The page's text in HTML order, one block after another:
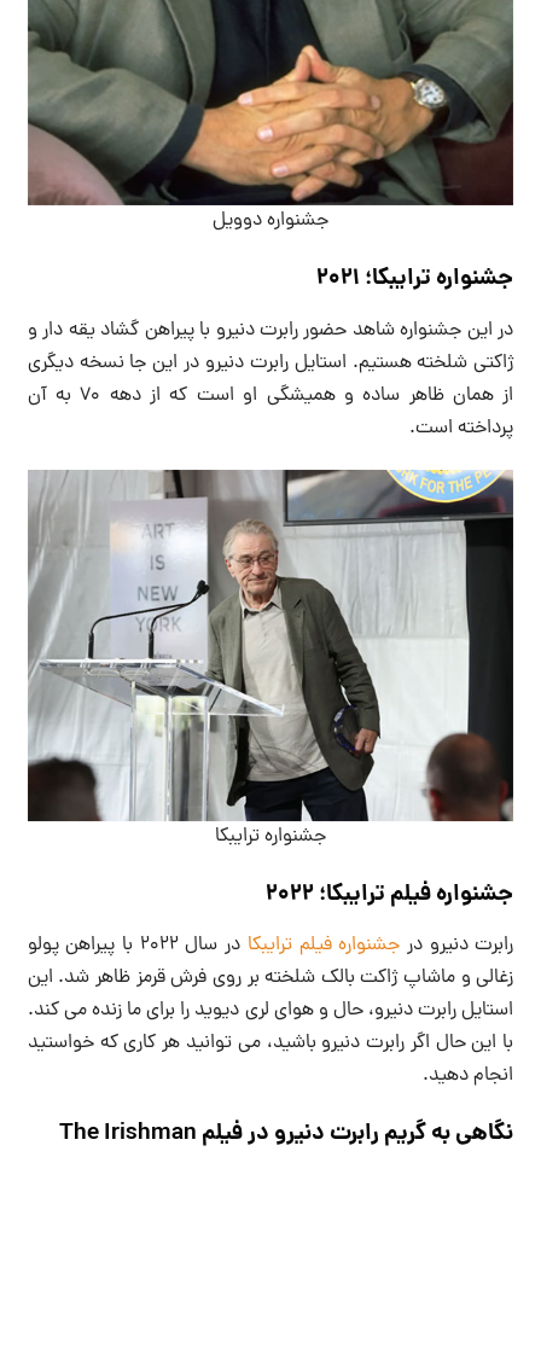
جشنواره دوویل
جشنواره ترایبکا؛ 2021
در این جشنواره شاهد حضور رابرت دنیرو با پیراهن گشاد یقه دار و
ژاکتی شلخته هستیم. استایل رابرت دنیرو در این جا نسخه دیگری
از همان ظاهر ساده و همیشگی او است که از دهه 70 به آن
پرداخته است.
جشنواره ترایبکا
جشنواره فیلم ترایبکا؛ 2022
رابرت دنیرو در جشنواره فیلم ترایبکا
در سال 2022 با پیراهن پولو
زغالی و ماشاپ ژاکت بالک شلخته بر روی فرش قرمز ظاهر شد. این
استایل رابرت دنیرو، حال و هوای لری دیوید را برای ما زنده می کند.
با این حال اگر رابرت دنیرو باشید، می توانید هر کاری که خواستید
انجام دهید.
نگاهی به گریم رابرت دنیرو در فیلم The Irishman